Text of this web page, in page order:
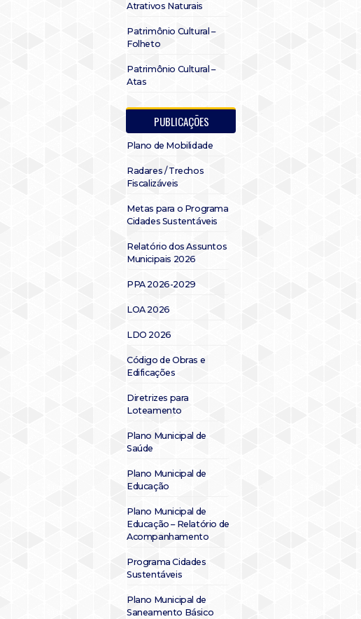
Atrativos Naturais
Patrimônio Cultural –
Folheto
Patrimônio Cultural –
Atas
PUBLICAÇÕES
Plano de Mobilidade
Radares / Trechos
Fiscalizáveis
Metas para o Programa
Cidades Sustentáveis
Relatório dos Assuntos
Municipais 2026
PPA 2026-2029
LOA 2026
LDO 2026
Código de Obras e
Edificações
Diretrizes para
Loteamento
Plano Municipal de
Saúde
Plano Municipal de
Educação
Plano Municipal de
Educação – Relatório de
Acompanhamento
Programa Cidades
Sustentáveis
Plano Municipal de
Saneamento Básico